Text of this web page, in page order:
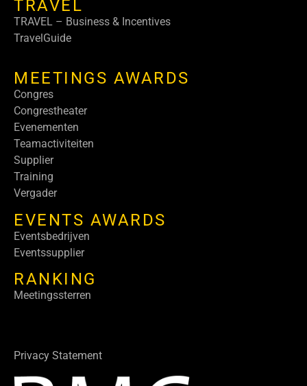
TRAVEL
TRAVEL – Business & Incentives
TravelGuide
MEETINGS AWARDS
Congres
Congrestheater
Evenementen
Teamactiviteiten
Supplier
Training
Vergader
EVENTS AWARDS
Eventsbedrijven
Eventssupplier
RANKING
Meetingssterren
Privacy Statement